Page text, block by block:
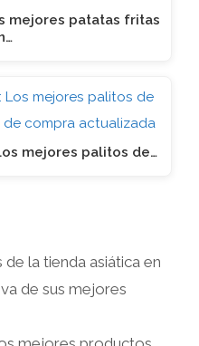
mejores patatas fritas
mejores palitos de…
la tienda asiática en
de sus mejores